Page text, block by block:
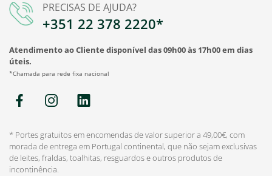
PRECISAS DE AJUDA?
+351 22 378 2220*
Atendimento ao Cliente disponível das 09h00 às 17h00 em dias
úteis.
*Chamada para rede fixa nacional
* Portes gratuitos em encomendas de valor superior a 49,00€, com
morada de entrega em Portugal continental, que não sejam exclusivas
de leites, fraldas, toalhitas, resguardos e outros produtos de
incontinência.